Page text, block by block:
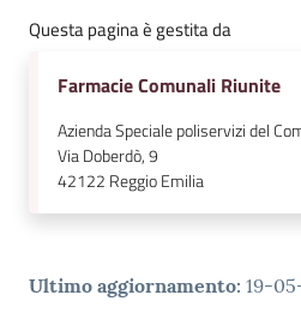
su
Questa pagina è gestita da
Farmacie Comunali Riunite
Azienda Speciale poliservizi del
Via Doberdò, 9
42122 Reggio Emilia
Ultimo aggiornamento: 19-